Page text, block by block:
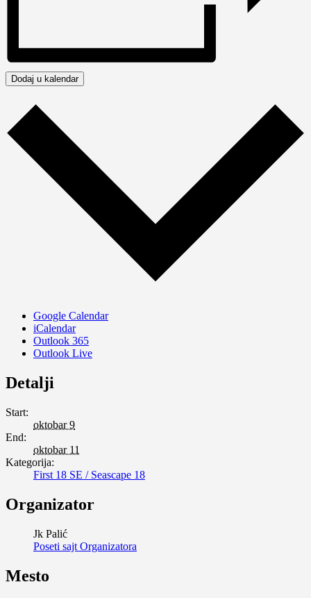
Dodaj u kalendar
Google Calendar
iCalendar
Outlook 365
Outlook Live
Detalji
Start:
oktobar 9
End:
oktobar 11
Kategorija:
First 18 SE / Seascape 18
Organizator
Jk Palić
Poseti sajt Organizatora
Mesto